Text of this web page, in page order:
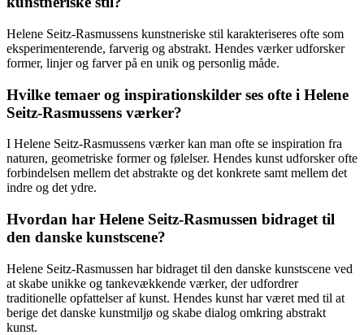
Helene Seitz-Rasmussens kunstneriske stil karakteriseres ofte som
eksperimenterende, farverig og abstrakt. Hendes værker udforsker
former, linjer og farver på en unik og personlig måde.
Hvilke temaer og inspirationskilder ses ofte i Helene
Seitz-Rasmussens værker?
I Helene Seitz-Rasmussens værker kan man ofte se inspiration fra
naturen, geometriske former og følelser. Hendes kunst udforsker ofte
forbindelsen mellem det abstrakte og det konkrete samt mellem det
indre og det ydre.
Hvordan har Helene Seitz-Rasmussen bidraget til
den danske kunstscene?
Helene Seitz-Rasmussen har bidraget til den danske kunstscene ved
at skabe unikke og tankevækkende værker, der udfordrer
traditionelle opfattelser af kunst. Hendes kunst har været med til at
berige det danske kunstmiljø og skabe dialog omkring abstrakt
kunst.